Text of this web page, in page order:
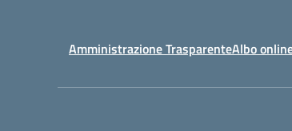
Amministrazione TrasparenteAlbo